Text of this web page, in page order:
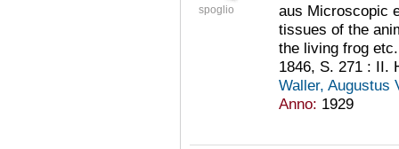
spoglio
aus Microscopic
tissues of the
the living frog
1846, S. 271 : II.
Waller, Augustus
Anno: 1929